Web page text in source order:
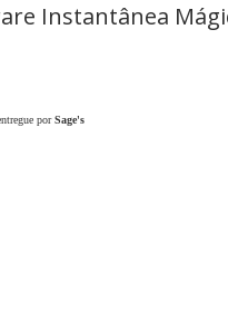
Instantânea
por Sage's